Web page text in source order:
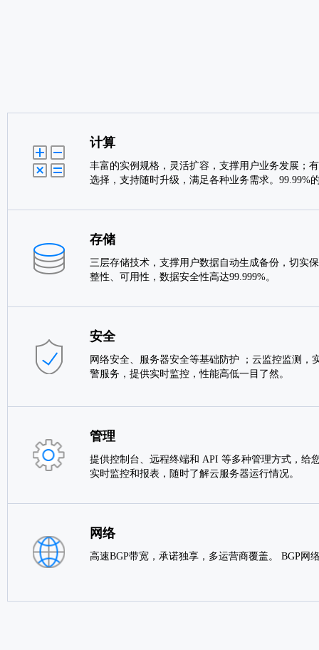
计算
丰富的实例规格，灵活扩容，支撑用户业务发展；
选择，支持随时升级，满足各种业务需求。99.99%
存储
三层存储技术，支撑用户数据自动生成备份，切实
整性、可用性，数据安全性高达99.999%。
安全
网络安全、服务器安全等基础防护 ；云监控监测
警服务，提供实时监控，性能高低一目了然。
管理
提供控制台、远程终端和 API 等多种管理方式，给
实时监控和报表，随时了解云服务器运行情况。
网络
高速BGP带宽，承诺独享，多运营商覆盖。 BGP